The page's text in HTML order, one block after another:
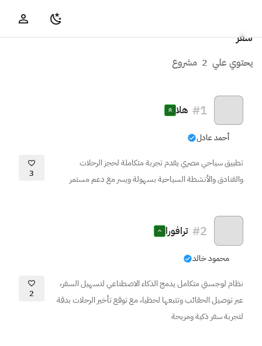
سفر
يحتوي علي 2 مشروع
#1 هلا
أحمد عادل
تطبيق سياحي مصري يقدم تجربة متكاملة لحجز الرحلات
والفنادق والأنشطة السياحية بسهولة ويسر مع دعم مستمر
3
#2 ترافورا
محمود خالد
نظام لوجستي متكامل يدمج الذكاء الاصطناعي لتسهيل السفر،
عبر توصيل الحقائب وتتبعها لحظيا، مع توقع تأخير الرحلات بدقة
لتجربة سفر ذكية ومريحة
2